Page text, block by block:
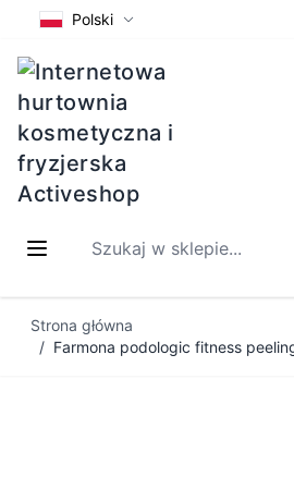
Polski
Szukaj w sklepie...
Strona główna
/ Farmona podologic fitness